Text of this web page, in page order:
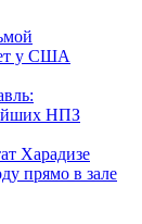
у США
НПЗ
Харадизе
прямо в зале